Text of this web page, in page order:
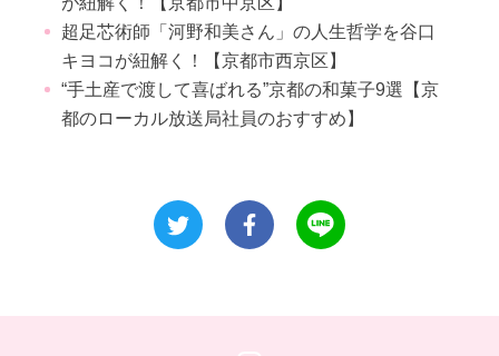
超足芯術師「河野和美さん」の人生哲学を谷口
キヨコが紐解く！【京都市西京区】
“手土産で渡して喜ばれる”京都の和菓子9選【京
都のローカル放送局社員のおすすめ】